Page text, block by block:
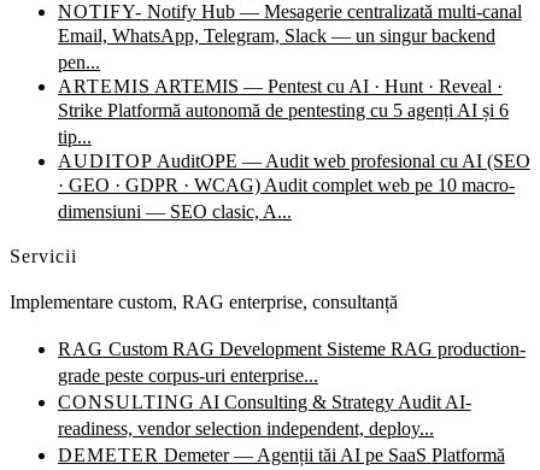
NOTIFY- Notify Hub — Mesagerie centralizată multi-canal
Email, WhatsApp, Telegram, Slack — un singur backend
pen...
ARTEMIS ARTEMIS — Pentest cu AI · Hunt · Reveal ·
Strike Platformă autonomă de pentesting cu 5 agenți AI și 6
tip...
AUDITOP AuditOPE — Audit web profesional cu AI (SEO
· GEO · GDPR · WCAG) Audit complet web pe 10 macro-
dimensiuni — SEO clasic, A...
Servicii
Implementare custom, RAG enterprise, consultanță
RAG Custom RAG Development Sisteme RAG production-
grade peste corpus-uri enterprise...
CONSULTING AI Consulting & Strategy Audit AI-
readiness, vendor selection independent, deploy...
DEMETER Demeter — Agenții tăi AI pe SaaS Platformă